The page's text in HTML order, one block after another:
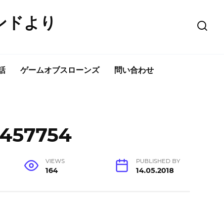
ドより
ゲームオブスローンズ 問い合わせ
VIEWS
164
PUBLISHED BY
14.05.2018